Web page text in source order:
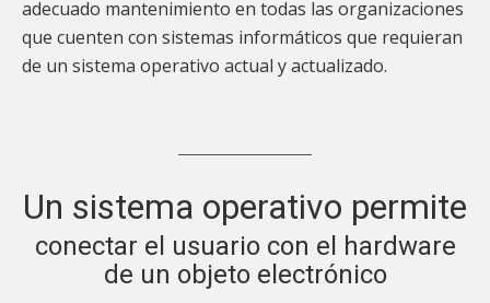
adecuado mantenimiento en todas las organizaciones
que cuenten con sistemas informáticos que requieran
de un sistema operativo actual y actualizado.
Un sistema operativo permite
conectar el usuario con el hardware
de un objeto electrónico